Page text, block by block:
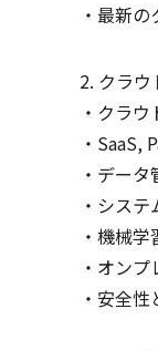
最新の
クラウ
クラウ
SaaS,
データ
システ
機械学
オンプ
安全性